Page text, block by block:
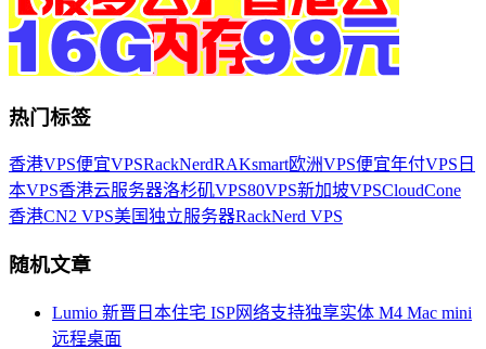
热门标签
香港VPS便宜VPSRackNerdRAKsmart欧洲VPS便宜年付VPS 日
本VPS香港云服务器洛杉矶VPS80VPS新加坡VPSCloudCone
香港CN2 VPS美国独立服务器RackNerd VPS
随机文章
Lumio 新晋日本住宅 ISP网络支持独享实体 M4 Mac mini
远程桌面